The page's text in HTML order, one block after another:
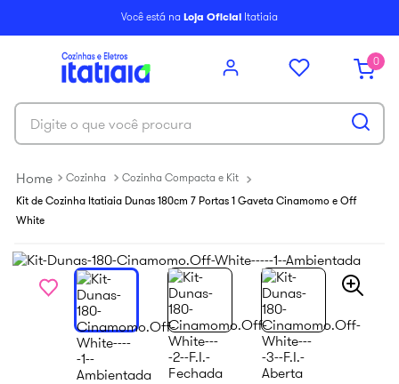
Você está na Loja Oficial Itatiaia
0
Digite o que você procura
Cozinha
Cozinha Compacta e Kit
Kit de Cozinha Itatiaia Dunas 180cm 7 Portas 1 Gaveta Cinamomo e Off
White
paneleiro
renova
9º
aço
armário cozinha